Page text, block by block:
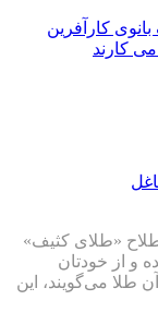
کارآفرین
کارند
«طلای کثیف»
و از خودتان
طلا می‌گویند، این